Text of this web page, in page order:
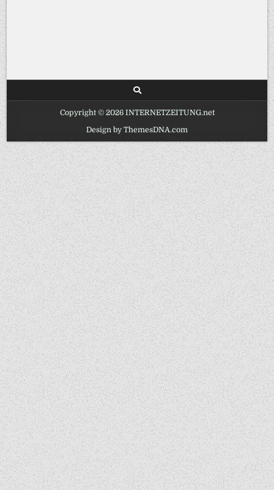
Copyright © 2026 INTERNETZEITUNG.net
Design by ThemesDNA.com